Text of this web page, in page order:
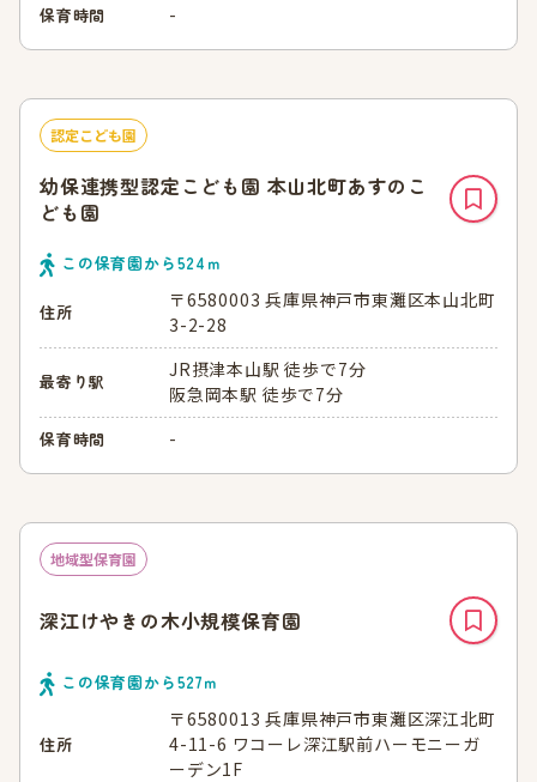
保育時間 -
認定こども園
幼保連携型認定こども園 本山北町あすのこ
ども園
この保育園から524 ｍ
住所
〒6580003 兵庫県神戸市東灘区本山北町
3-2-28
最寄り駅
JR摂津本山駅 徒歩で7分
阪急岡本駅 徒歩で7分
保育時間 -
地域型保育園
深江けやきの木小規模保育園
この保育園から527ｍ
住所
〒6580013 兵庫県神戸市東灘区深江北町
4-11-6 ワコーレ深江駅前ハーモニーガ
ーデン1F